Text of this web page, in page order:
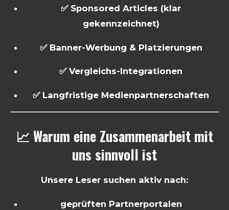
✅ Sponsored Articles (klar
gekennzeichnet)
✅ Banner-Werbung & Platzierungen
✅ Vergleichs-Integrationen
✅ Langfristige Medienpartnerschaften
📈 Warum eine Zusammenarbeit mit
uns sinnvoll ist
Unsere Leser suchen aktiv nach:
geprüften Partnerportalen